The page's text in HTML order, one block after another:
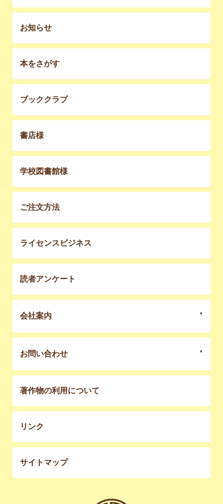
お知らせ
本をさがす
ブッククラブ
書店様
学校図書館様
ご注文方法
ライセンスビジネス
読者アンケート
会社案内
お問い合わせ
著作物の利用について
リンク
サイトマップ